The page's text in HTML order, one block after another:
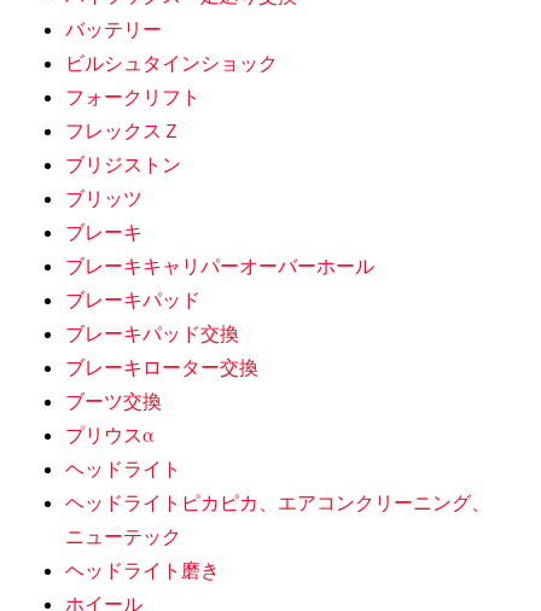
バッテリー
ビルシュタインショック
フォークリフト
フレックスＺ
ブリジストン
ブリッツ
ブレーキ
ブレーキキャリパーオーバーホール
ブレーキパッド
ブレーキパッド交換
ブレーキローター交換
ブーツ交換
プリウスα
ヘッドライト
ヘッドライトピカピカ、エアコンクリーニング、
ニューテック
ヘッドライト磨き
ホイール